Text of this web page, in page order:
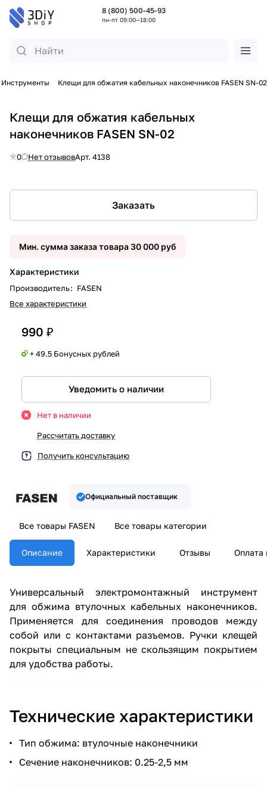
8 (800) 500-45-93
пн-пт 09:00—18:00
Инструменты Клещи для обжатия кабельных наконечников FASEN SN-02
Клещи для обжатия кабельных
наконечников FASEN SN-02
0 Нет отзывовАрт. 4138
Заказать
Мин. сумма заказа товара 30 000 руб
Характеристики
Производитель: FASEN
Все характеристики
990 ₽
+ 49.5 Бонусных рублей
Уведомить о наличии
Нет в наличии
Рассчитать доставку
Получить консультацию
Официальный поставщик
Все товары FASEN Все товары категории
Описание Характеристики Отзывы Оплата
Универсальный электромонтажный инструмент
для обжима втулочных кабельных наконечников.
Применяется для соединения проводов между
собой или с контактами разъемов. Ручки клещей
покрыты специальным не скользящим покрытием
для удобства работы.
Технические характеристики
Тип обжима: втулочные наконечники
Сечение наконечников: 0.25-2,5 мм